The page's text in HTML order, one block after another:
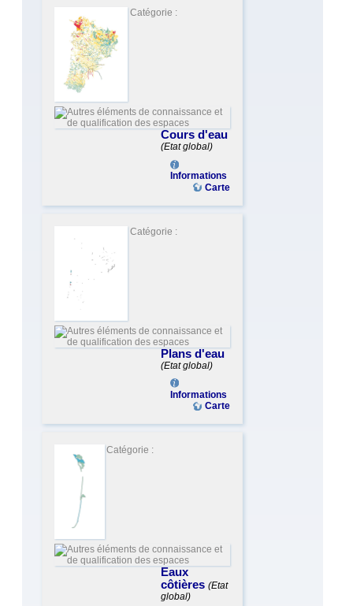
Catégorie :
Cours d'eau
(Etat global)
Informations
Carte
Catégorie :
Plans d'eau
(Etat global)
Informations
Carte
Catégorie :
Eaux
côtières (Etat
global)